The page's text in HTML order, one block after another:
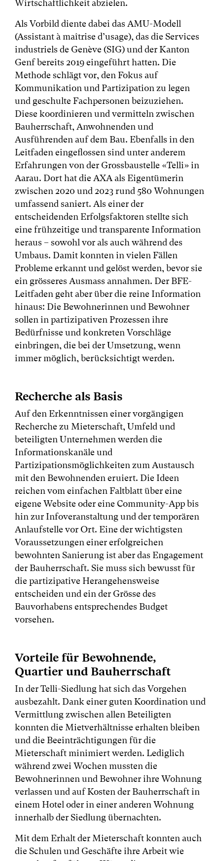
Wirtschaftlichkeit abzielen.
Als Vorbild diente dabei das AMU-Modell
(Assistant à maîtrise d’usage), das die Services
industriels de Genève (SIG) und der Kanton
Genf bereits 2019 eingeführt hatten. Die
Methode schlägt vor, den Fokus auf
Kommunikation und Partizipation zu legen
und geschulte Fachpersonen beizuziehen.
Diese koordinieren und vermitteln zwischen
Bauherrschaft, Anwohnenden und
Ausführenden auf dem Bau. Ebenfalls in den
Leitfaden eingeflossen sind unter anderem
Erfahrungen von der Grossbaustelle «Telli» in
Aarau. Dort hat die AXA als Eigentümerin
zwischen 2020 und 2023 rund 580 Wohnungen
umfassend saniert. Als einer der
entscheidenden Erfolgsfaktoren stellte sich
eine frühzeitige und transparente Information
heraus – sowohl vor als auch während des
Umbaus. Damit konnten in vielen Fällen
Probleme erkannt und gelöst werden, bevor sie
ein grösseres Ausmass annahmen. Der BFE-
Leitfaden geht aber über die reine Information
hinaus: Die Bewohnerinnen und Bewohner
sollen in partizipativen Prozessen ihre
Bedürfnisse und konkreten Vorschläge
einbringen, die bei der Umsetzung, wenn
immer möglich, berücksichtigt werden.
Recherche als Basis
Auf den Erkenntnissen einer vorgängigen
Recherche zu Mieterschaft, Umfeld und
beteiligten Unternehmen werden die
Informationskanäle und
Partizipationsmöglichkeiten zum Austausch
mit den Bewohnenden eruiert. Die Ideen
reichen vom einfachen Faltblatt über eine
eigene Website oder eine Community-App bis
hin zur Infoveranstaltung und der temporären
Anlaufstelle vor Ort. Eine der wichtigsten
Voraussetzungen einer erfolgreichen
bewohnten Sanierung ist aber das Engagement
der Bauherrschaft. Sie muss sich bewusst für
die partizipative Herangehensweise
entscheiden und ein der Grösse des
Bauvorhabens entsprechendes Budget
vorsehen.
Vorteile für Bewohnende,
Quartier und Bauherrschaft
In der Telli-Siedlung hat sich das Vorgehen
ausbezahlt. Dank einer guten Koordination und
Vermittlung zwischen allen Beteiligten
konnten die Mietverhältnisse erhalten bleiben
und die Beeinträchtigungen für die
Mieterschaft minimiert werden. Lediglich
während zwei Wochen mussten die
Bewohnerinnen und Bewohner ihre Wohnung
verlassen und auf Kosten der Bauherrschaft in
einem Hotel oder in einer anderen Wohnung
innerhalb der Siedlung übernachten.
Mit dem Erhalt der Mieterschaft konnten auch
die Schulen und Geschäfte ihre Arbeit wie